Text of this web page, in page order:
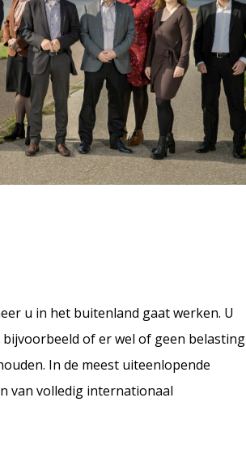
u in het buitenland gaat werken. U
of er wel of geen belasting
In de meest uiteenlopende
van volledig internationaal